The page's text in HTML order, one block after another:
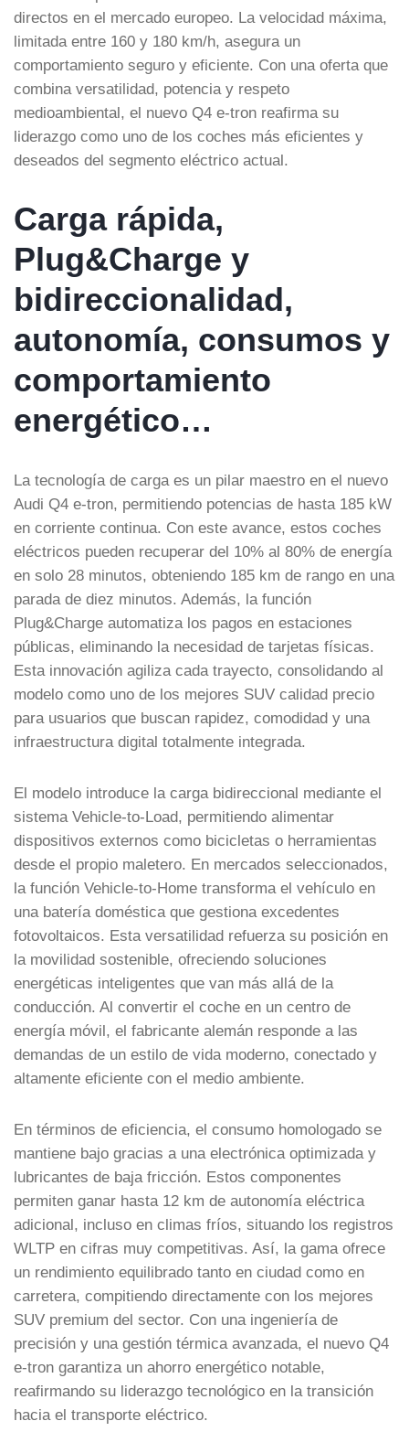
directos en el mercado europeo. La velocidad máxima,
limitada entre 160 y 180 km/h, asegura un
comportamiento seguro y eficiente. Con una oferta que
combina versatilidad, potencia y respeto
medioambiental, el nuevo Q4 e-tron reafirma su
liderazgo como uno de los coches más eficientes y
deseados del segmento eléctrico actual.
Carga rápida,
Plug&Charge y
bidireccionalidad,
autonomía, consumos y
comportamiento
energético…
La tecnología de carga es un pilar maestro en el nuevo
Audi Q4 e-tron, permitiendo potencias de hasta 185 kW
en corriente continua. Con este avance, estos coches
eléctricos pueden recuperar del 10% al 80% de energía
en solo 28 minutos, obteniendo 185 km de rango en una
parada de diez minutos. Además, la función
Plug&Charge automatiza los pagos en estaciones
públicas, eliminando la necesidad de tarjetas físicas.
Esta innovación agiliza cada trayecto, consolidando al
modelo como uno de los mejores SUV calidad precio
para usuarios que buscan rapidez, comodidad y una
infraestructura digital totalmente integrada.
El modelo introduce la carga bidireccional mediante el
sistema Vehicle-to-Load, permitiendo alimentar
dispositivos externos como bicicletas o herramientas
desde el propio maletero. En mercados seleccionados,
la función Vehicle-to-Home transforma el vehículo en
una batería doméstica que gestiona excedentes
fotovoltaicos. Esta versatilidad refuerza su posición en
la movilidad sostenible, ofreciendo soluciones
energéticas inteligentes que van más allá de la
conducción. Al convertir el coche en un centro de
energía móvil, el fabricante alemán responde a las
demandas de un estilo de vida moderno, conectado y
altamente eficiente con el medio ambiente.
En términos de eficiencia, el consumo homologado se
mantiene bajo gracias a una electrónica optimizada y
lubricantes de baja fricción. Estos componentes
permiten ganar hasta 12 km de autonomía eléctrica
adicional, incluso en climas fríos, situando los registros
WLTP en cifras muy competitivas. Así, la gama ofrece
un rendimiento equilibrado tanto en ciudad como en
carretera, compitiendo directamente con los mejores
SUV premium del sector. Con una ingeniería de
precisión y una gestión térmica avanzada, el nuevo Q4
e-tron garantiza un ahorro energético notable,
reafirmando su liderazgo tecnológico en la transición
hacia el transporte eléctrico.